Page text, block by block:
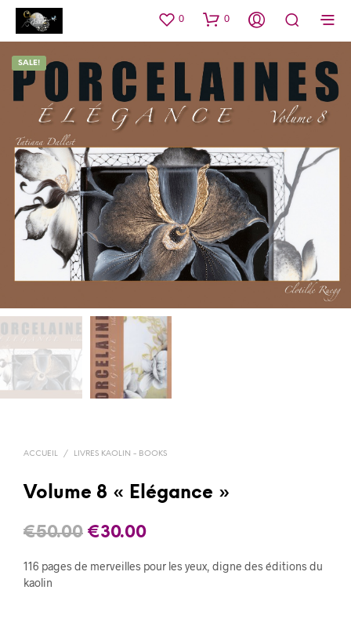
0 0
SALE!
ACCUEIL / LIVRES KAOLIN - BOOKS
Volume 8 « Elégance »
€50.00 Le
€30.00Le
prix
116 pages de merveilles pour les yeux, digne des éditions du
kaolin